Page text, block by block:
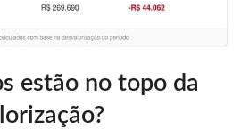
estão no topo da